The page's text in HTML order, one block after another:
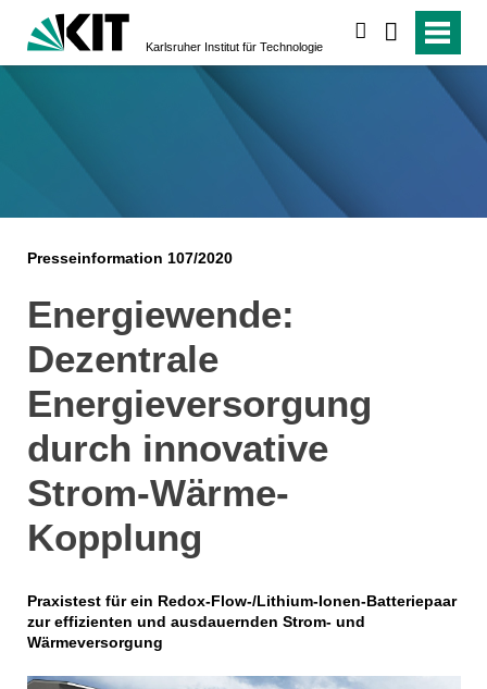
Karlsruher Institut für Technologie
Presseinformation 107/2020
Energiewende:
Dezentrale
Energieversorgung
durch innovative
Strom-Wärme-
Kopplung
Praxistest für ein Redox-Flow-/Lithium-Ionen-Batteriepaar
zur effizienten und ausdauernden Strom- und
Wärmeversorgung